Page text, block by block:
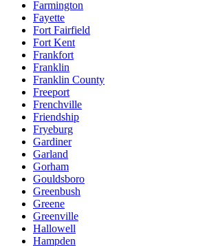
Farmington
Fayette
Fort Fairfield
Fort Kent
Frankfort
Franklin
Franklin County
Freeport
Frenchville
Friendship
Fryeburg
Gardiner
Garland
Gorham
Gouldsboro
Greenbush
Greene
Greenville
Hallowell
Hampden